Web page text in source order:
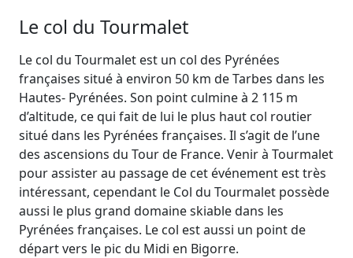
Le col du Tourmalet
Le col du Tourmalet est un col des Pyrénées
françaises situé à environ 50 km de Tarbes dans les
Hautes- Pyrénées. Son point culmine à 2 115 m
d’altitude, ce qui fait de lui le plus haut col routier
situé dans les Pyrénées françaises. Il s’agit de l’une
des ascensions du Tour de France. Venir à Tourmalet
pour assister au passage de cet événement est très
intéressant, cependant le Col du Tourmalet possède
aussi le plus grand domaine skiable dans les
Pyrénées françaises. Le col est aussi un point de
départ vers le pic du Midi en Bigorre.